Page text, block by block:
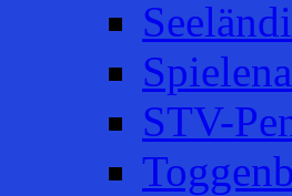
STV-